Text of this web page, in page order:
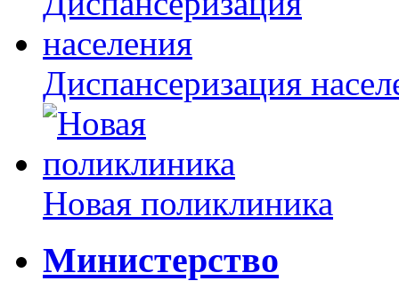
Диспансеризация
Новая поликлиника
Министерство